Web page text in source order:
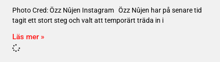
Photo Cred: Özz Nûjen Instagram Özz Nûjen har på senare tid
tagit ett stort steg och valt att temporärt träda in i
Läs mer »